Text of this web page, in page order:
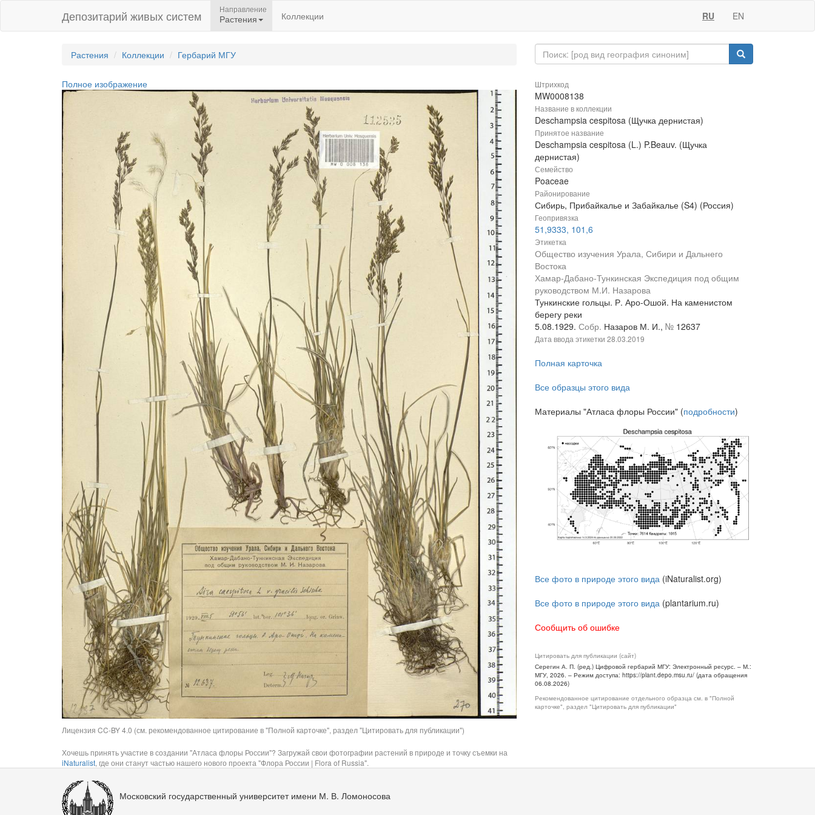
Депозитарий живых систем Направление
Растения Коллекции RU EN
Растения Коллекции Гербарий МГУ
Полное изображение
Лицензия CC-BY 4.0 (см. рекомендованное цитирование в "Полной карточке", раздел "Цитировать для публикации")
Хочешь принять участие в создании "Атласа флоры России"? Загружай свои фотографии растений в природе и точку съемки на
iNaturalist, где они станут частью нашего нового проекта "Флора России | Flora of Russia".
Штрихкод
MW0008138
Название в коллекции
Deschampsia cespitosa (Щучка дернистая)
Принятое название
Deschampsia cespitosa (L.) P.Beauv. (Щучка
дернистая)
Семейство
Poaceae
Районирование
Сибирь, Прибайкалье и Забайкалье (S4) (Россия)
Геопривязка
51,9333, 101,6
Этикетка
Общество изучения Урала, Сибири и Дальнего
Востока
Хамар-Дабано-Тункинская Экспедиция под общим
руководством М.И. Назарова
Тункинские гольцы. Р. Аро-Ошой. На каменистом
берегу реки
5.08.1929. Собр. Назаров М. И., № 12637
Дата ввода этикетки 28.03.2019
Полная карточка
Все образцы этого вида
Материалы "Атласа флоры России" (подробности)
Все фото в природе этого вида (iNaturalist.org)
Все фото в природе этого вида (plantarium.ru)
Сообщить об ошибке
Цитировать для публикации (сайт)
Серегин А. П. (ред.) Цифровой гербарий МГУ: Электронный ресурс. – М.:
МГУ, 2026. – Режим доступа: https://plant.depo.msu.ru/ (дата обращения
06.08.2026)
Рекомендованное цитирование отдельного образца см. в "Полной
карточке", раздел "Цитировать для публикации"
Московский государственный университет имени М. В. Ломоносова